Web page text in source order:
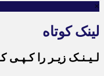
×
لینک کوتاه
لـیـنـک زیـر را کـپـی